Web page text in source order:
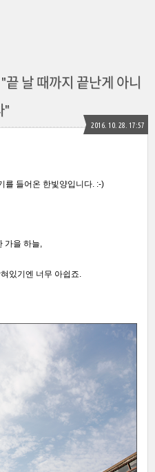
끝 날 때까지 끝난게 아니
"
2016. 10. 28. 17:57
를 들어온 한빛양입니다. :-)
가을 하늘,
있기엔 너무 아쉽죠.